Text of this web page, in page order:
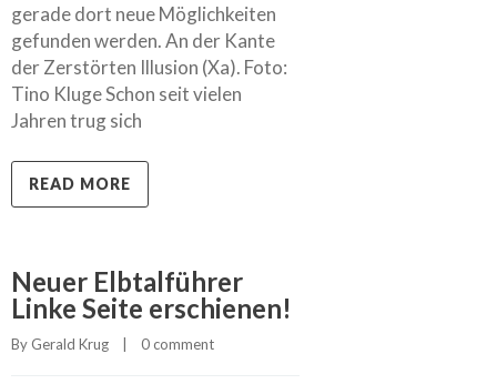
gerade dort neue Möglichkeiten
gefunden werden. An der Kante
der Zerstörten Illusion (Xa). Foto:
Tino Kluge Schon seit vielen
Jahren trug sich
READ MORE
Neuer Elbtalführer
Linke Seite erschienen!
By Gerald Krug 0 comment